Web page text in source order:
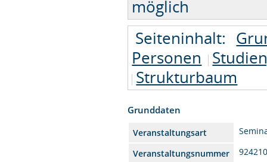
möglich
Seiteninhalt:
Personen
Strukturbaum
Grunddaten
Veranstaltungsart
Veranstaltungsnummer